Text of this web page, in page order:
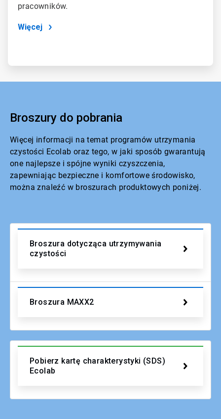
pracowników.
Więcej
Broszury do pobrania
Więcej informacji na temat programów utrzymania
czystości Ecolab oraz tego, w jaki sposób gwarantują
one najlepsze i spójne wyniki czyszczenia,
zapewniając bezpieczne i komfortowe środowisko,
można znaleźć w broszurach produktowych poniżej.
Broszura dotycząca utrzymywania
czystości
Broszura MAXX2
Pobierz kartę charakterystyki (SDS)
Ecolab